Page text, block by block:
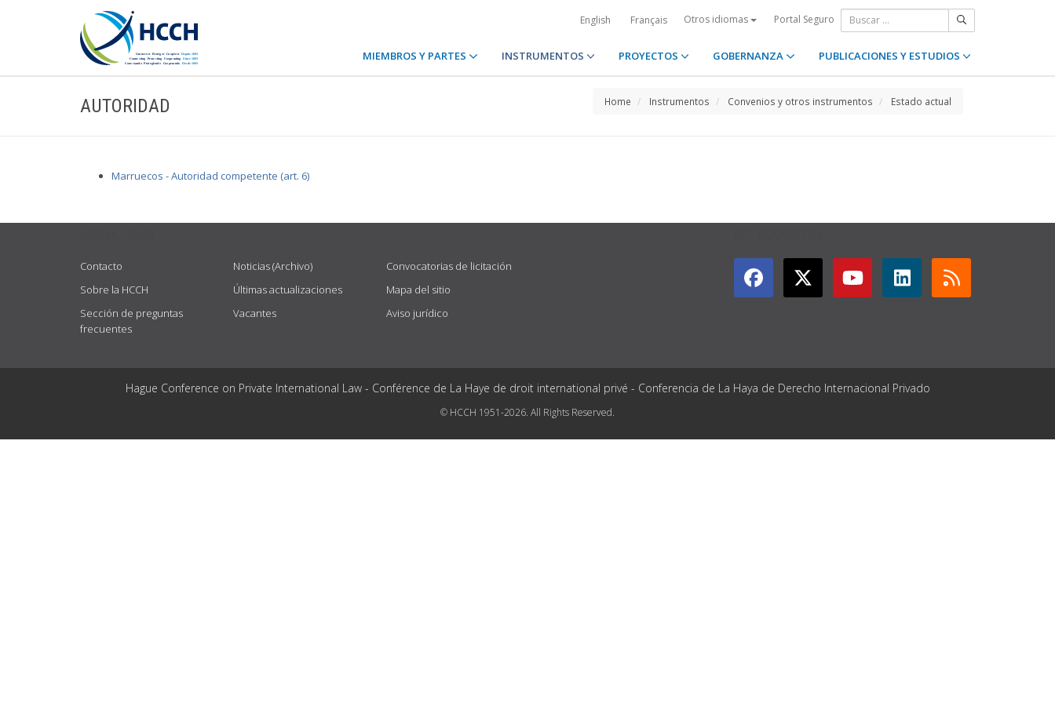
English Français Otros idiomas Portal Seguro
MIEMBROS Y PARTES INSTRUMENTOS PROYECTOS GOBERNANZA PUBLICACIONES Y ESTUDIOS
AUTORIDAD Home Instrumentos Convenios y otros instrumentos Estado actual
Marruecos - Autoridad competente (art. 6)
Contacto
Sobre la HCCH
Sección de preguntas
frecuentes
Noticias (Archivo)
Últimas actualizaciones
Vacantes
Convocatorias de licitación
Mapa del sitio
Aviso jurídico
Hague Conference on Private International Law - Conférence de La Haye de droit international privé - Conferencia de La Haya de Derecho Internacional Privado
© HCCH 1951-2026. All Rights Reserved.